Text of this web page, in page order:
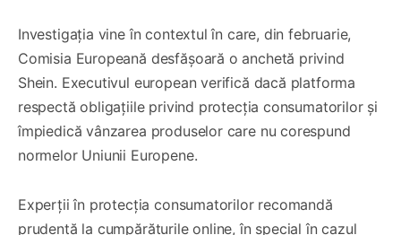
Investigația vine în contextul în care, din februarie,
Comisia Europeană desfășoară o anchetă privind
Shein. Executivul european verifică dacă platforma
respectă obligațiile privind protecția consumatorilor și
împiedică vânzarea produselor care nu corespund
normelor Uniunii Europene.
Experții în protecția consumatorilor recomandă
prudență la cumpărăturile online, în special în cazul